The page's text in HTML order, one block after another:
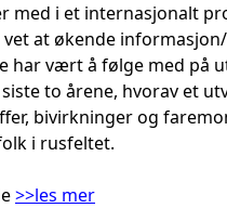
med i et internasjonalt
at økende
har vært å følge med på
to årene, hvorav et
bivirkninger og
i rusfeltet.
>>les mer